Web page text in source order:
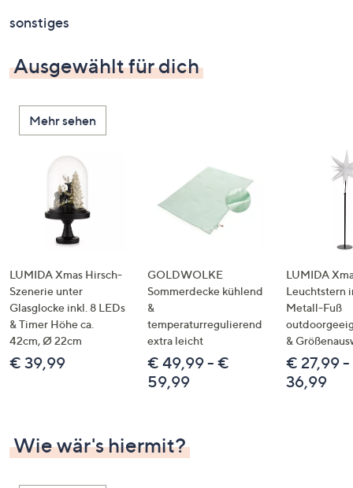
Pfeiltasten
oben
und
nach
unten
oder
wischen
Touch-
Geräten
links
bzw.
rechts,
um
diese
anzuzeigen.
sonstiges
Ausgewählt für dich
Mehr sehen
LUMIDA Xmas Hirsch-
Szenerie unter
Glasglocke inkl. 8 LEDs
& Timer Höhe ca.
42cm, Ø 22cm
€ 39,99
GOLDWOLKE
Sommerdecke kühlend
&
temperaturregulierend
extra leicht
€ 49,99 - €
59,99
LUMIDA
Leuchtstern
Metall-Fuß
&
€ 27,99
36,99
Wie wär's hiermit?